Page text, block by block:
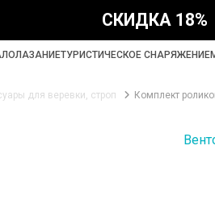
СКИДКА 18%
ТУРИСТИЧЕСКОЕ СНАРЯЖЕНИЕ
для веревки, строп Комплект